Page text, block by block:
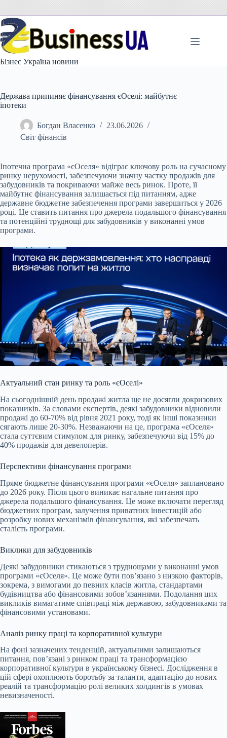
вмісту
Бізнес Україна новини
Держава припиняє фінансування єОселі: майбутнє
іпотеки
Богдан Власенко
23.06.2026
Світ фінансів
Іпотечна програма «єОселя» відіграє ключову роль на сучасному
ринку нерухомості, забезпечуючи значну частку продажів для
забудовників та покриваючи майже весь ринок. Проте, її
майбутнє фінансування залишається під питанням, адже
державне бюджетне забезпечення програми завершиться у 2026
році. Це ставить питання про джерела подальшого фінансування
та потенційні труднощі для забудовників у виконанні умов
програми.
Актуальний стан ринку та роль «єОселі»
На сьогоднішній день продажі житла ще не досягли докризових
показників. За словами експертів, деякі забудовники відновили
продажі до 60-70% від рівня 2021 року, тоді як інші показники
сягають лише 20-30%. Незважаючи на це, програма «єОселя»
стала суттєвим стимулом для ринку, забезпечуючи від 15% до
40% продажів для девелоперів.
Перспективи фінансування програми
Пряме бюджетне фінансування програми «єОселя» заплановано
до 2026 року. Після цього виникає нагальне питання про
джерела подальшого фінансування. Це може включати перегляд
бюджетних програм, залучення приватних інвестицій або
розробку нових механізмів фінансування, які забезпечать
сталість програми.
Виклики для забудовників
Деякі забудовники стикаються з труднощами у виконанні умов
програми «єОселя». Це може бути пов’язано з низкою факторів,
зокрема, з вимогами до певних класів житла, стандартами
будівництва або фінансовими зобов’язаннями. Подолання цих
викликів вимагатиме співпраці між державою, забудовниками та
фінансовими установами.
Аналіз ринку праці та корпоративної культури
На фоні зазначених тенденцій, актуальними залишаються
питання, пов’язані з ринком праці та трансформацією
корпоративної культури в українському бізнесі. Дослідження в
цій сфері охоплюють боротьбу за таланти, адаптацію до нових
реалій та трансформацію ролі великих холдингів в умовах
невизначеності.